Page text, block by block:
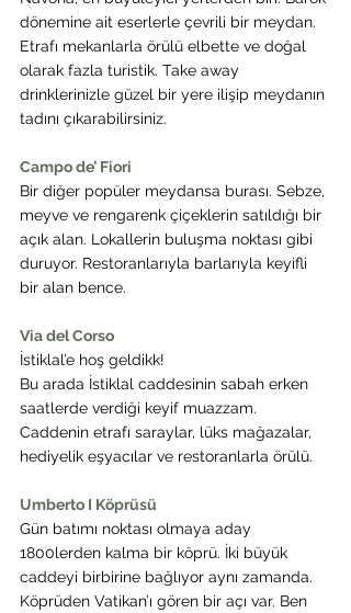
dönemine ait eserlerle çevrili bir meydan.
Etrafı mekanlarla örülü elbette ve doğal
olarak fazla turistik. Take away
drinklerinizle güzel bir yere ilişip meydanın
tadını çıkarabilirsiniz.
Campo de’ Fiori
Bir diğer popüler meydansa burası. Sebze,
meyve ve rengarenk çiçeklerin satıldığı bir
açık alan. Lokallerin buluşma noktası gibi
duruyor. Restoranlarıyla barlarıyla keyifli
bir alan bence.
Via del Corso
İstiklal’e hoş geldikk!
Bu arada İstiklal caddesinin sabah erken
saatlerde verdiği keyif muazzam.
Caddenin etrafı saraylar, lüks mağazalar,
hediyelik eşyacılar ve restoranlarla örülü.
Umberto I Köprüsü
Gün batımı noktası olmaya aday
1800lerden kalma bir köprü. İki büyük
caddeyi birbirine bağlıyor aynı zamanda.
Köprüden Vatikan’ı gören bir açı var. Ben